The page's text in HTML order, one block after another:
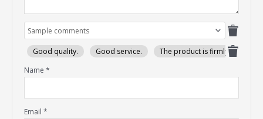
Good quality. Good service.
The product is firmly packed.
Name*
Email*